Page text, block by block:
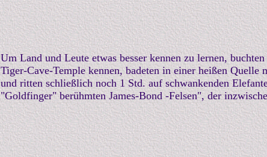
Um Land und Leute etwas besser kennen zu lernen,
Tiger-Cave-Temple kennen, badeten in einer heißen
und ritten schließlich noch 1 Std. auf schwankenden
"Goldfinger" berühmten James-Bond -Felsen", der